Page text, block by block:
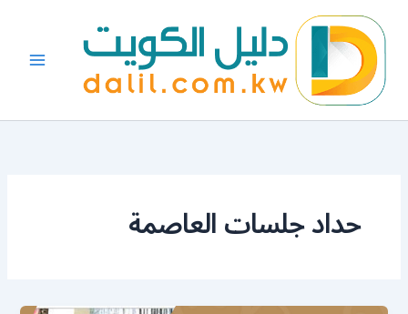
المحتوى
حداد جلسات العاصمة